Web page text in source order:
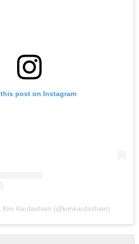
post on Instagram
Kim Kardashian (@kimkardashian)